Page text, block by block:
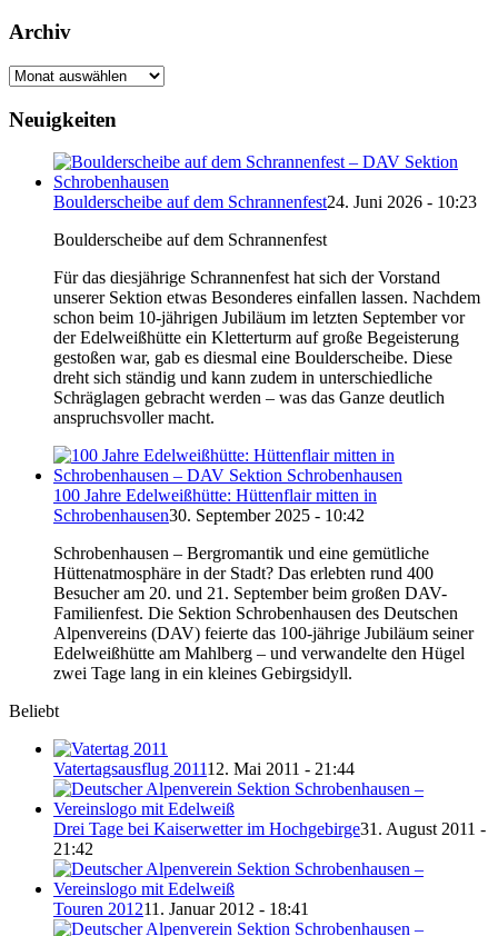
Archiv
Archiv
Neuigkeiten
Boulderscheibe auf dem Schrannenfest24. Juni 2026 - 10:23
Boulderscheibe auf dem Schrannenfest
Für das diesjährige Schrannenfest hat sich der Vorstand
unserer Sektion etwas Besonderes einfallen lassen. Nachdem
schon beim 10-jährigen Jubiläum im letzten September vor
der Edelweißhütte ein Kletterturm auf große Begeisterung
gestoßen war, gab es diesmal eine Boulderscheibe. Diese
dreht sich ständig und kann zudem in unterschiedliche
Schräglagen gebracht werden – was das Ganze deutlich
anspruchsvoller macht.
100 Jahre Edelweißhütte: Hüttenflair mitten in
Schrobenhausen30. September 2025 - 10:42
Schrobenhausen – Bergromantik und eine gemütliche
Hüttenatmosphäre in der Stadt? Das erlebten rund 400
Besucher am 20. und 21. September beim großen DAV-
Familienfest. Die Sektion Schrobenhausen des Deutschen
Alpenvereins (DAV) feierte das 100-jährige Jubiläum seiner
Edelweißhütte am Mahlberg – und verwandelte den Hügel
zwei Tage lang in ein kleines Gebirgsidyll.
Beliebt
Vatertagsausflug 201112. Mai 2011 - 21:44
Drei Tage bei Kaiserwetter im Hochgebirge31. August 2011 -
21:42
Touren 201211. Januar 2012 - 18:41